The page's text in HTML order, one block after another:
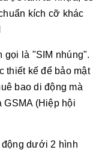
kích cỡ khác
gọi là "SIM nhúng".
thiết kế để bảo mật
bao di động mà
GSMA (Hiệp hội
dưới 2 hình